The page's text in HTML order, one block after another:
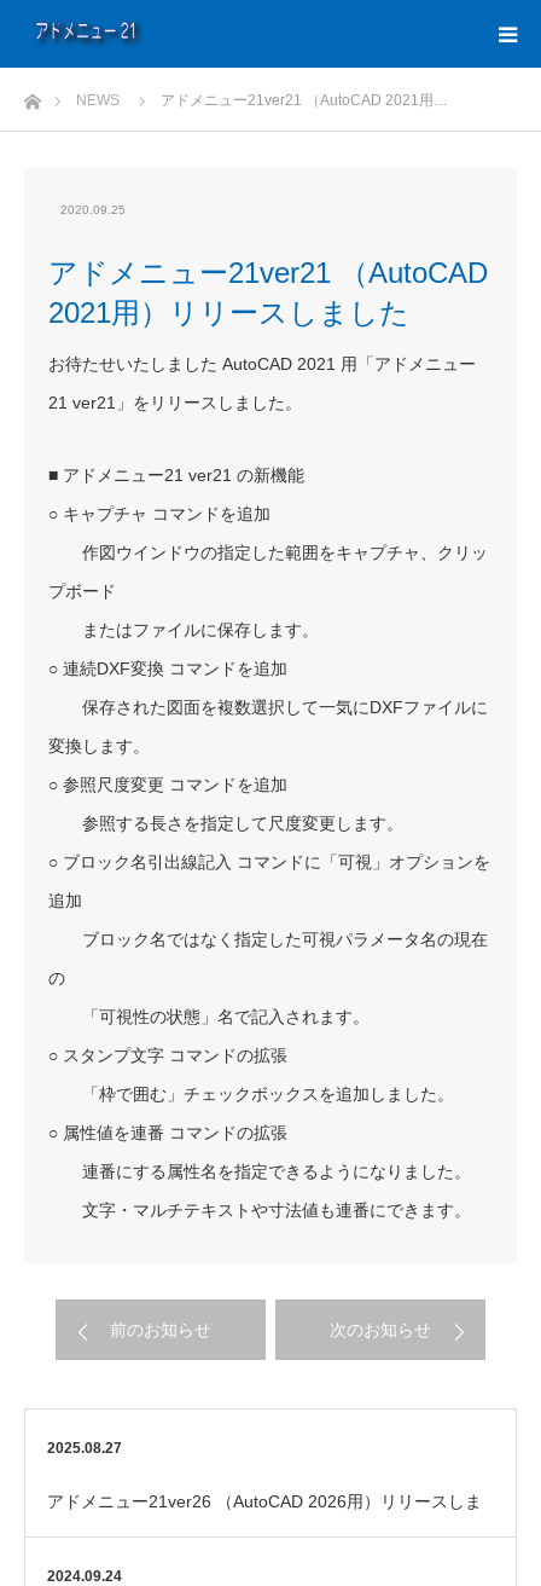
ホームNEWS アドメニュー21ver21 （AutoCAD 2021用…
2020.09.25
アドメニュー21ver21 （AutoCAD
2021用）リリースしました
お待たせいたしました AutoCAD 2021 用「アドメニュー
21 ver21」をリリースしました。
■ アドメニュー21 ver21 の新機能
○ キャプチャ コマンドを追加
作図ウインドウの指定した範囲をキャプチャ、クリッ
プボード
またはファイルに保存します。
○ 連続DXF変換 コマンドを追加
保存された図面を複数選択して一気にDXFファイルに
変換します。
○ 参照尺度変更 コマンドを追加
参照する長さを指定して尺度変更します。
○ ブロック名引出線記入 コマンドに「可視」オプションを
追加
ブロック名ではなく指定した可視パラメータ名の現在
の
「可視性の状態」名で記入されます。
○ スタンプ文字 コマンドの拡張
「枠で囲む」チェックボックスを追加しました。
○ 属性値を連番 コマンドの拡張
連番にする属性名を指定できるようになりました。
文字・マルチテキストや寸法値も連番にできます。
前のお知らせ 次のお知らせ
2025.08.27
アドメニュー21ver26 （AutoCAD 2026用）リリースしま
した
2024.09.24